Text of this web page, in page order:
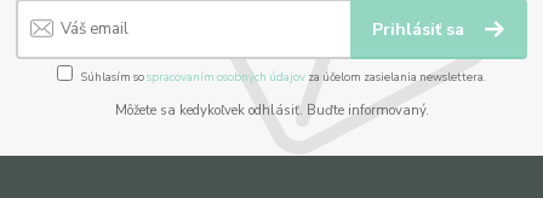
Prihlásiť sa
Súhlasím sospracovaním osobných údajov za účelom zasielania newslettera.
Môžete sa kedykoľvek odhlásiť. Buďte informovaný.